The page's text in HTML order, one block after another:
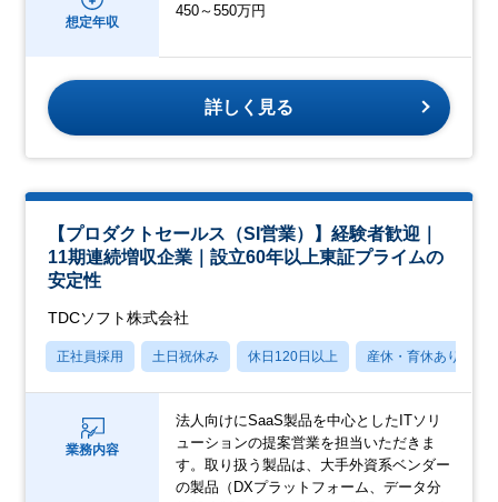
想定年収
450～550万円
詳しく見る
【プロダクトセールス（SI営業）】経験者歓迎｜
11期連続増収企業｜設立60年以上東証プライムの
安定性
TDCソフト株式会社
正社員採用 土日祝休み 休日120日以上 産休・育休あり
業務内容
法人向けにSaaS製品を中心としたITソリ
ューションの提案営業を担当いただきま
す。取り扱う製品は、大手外資系ベンダー
の製品（DXプラットフォーム、データ分